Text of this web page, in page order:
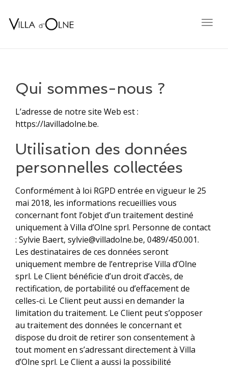
Qui sommes-nous ?
L’adresse de notre site Web est :
https://lavilladolne.be.
Utilisation des données
personnelles collectées
Conformément à loi RGPD entrée en vigueur le 25
mai 2018, les informations recueillies vous
concernant font l’objet d’un traitement destiné
uniquement à Villa d’Olne sprl. Personne de contact
: Sylvie Baert, sylvie@villadolne.be, 0489/450.001.
Les destinataires de ces données seront
uniquement membre de l’entreprise Villa d’Olne
sprl. Le Client bénéficie d’un droit d’accès, de
rectification, de portabilité ou d’effacement de
celles-ci. Le Client peut aussi en demander la
limitation du traitement. Le Client peut s’opposer
au traitement des données le concernant et
dispose du droit de retirer son consentement à
tout moment en s’adressant directement à Villa
d’Olne sprl. Le Client a aussi la possibilité